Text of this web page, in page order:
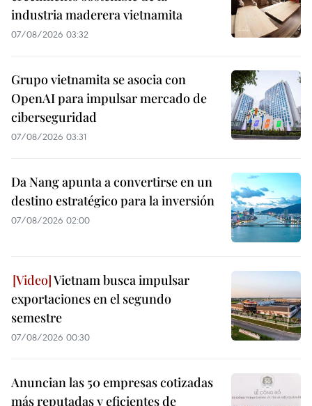
industria maderera vietnamita
07/08/2026 03:32
Grupo vietnamita se asocia con
OpenAI para impulsar mercado de
ciberseguridad
07/08/2026 03:31
Da Nang apunta a convertirse en un
destino estratégico para la inversión
07/08/2026 02:00
Vietnam busca impulsar
exportaciones en el segundo
semestre
07/08/2026 00:30
Anuncian las 50 empresas cotizadas
más reputadas y eficientes de